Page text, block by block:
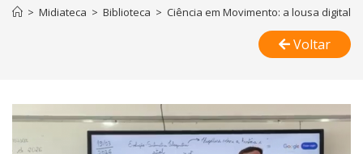
> Midiateca > Biblioteca > Ciência em Movimento: a lousa digital
Voltar